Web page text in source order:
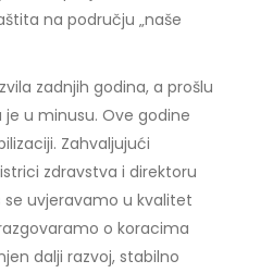
na području „naše
zadnjih godina, a prošlu
je u minusu. Ove godine
Zahvaljujući
zdravstva i direktoru
se uvjeravamo u kvalitet
o koracima
dalji razvoj, stabilno